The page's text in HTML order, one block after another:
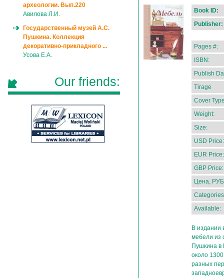
Book ID:
Publisher:
Pages #:
ISBN:
Publish
Tirage
Cover
Weight:
Size:
USD Price:
EUR Price:
GBP Price:
Цена,
Available:
В издании
мебели из
Пушкина в
около
разных
археологии. Вып.220
Авилова Л.И.
Государственный музей А.С.
Пушкина. Коллекция
декоративно-прикладного ...
Усова Е.А.
Our friends: